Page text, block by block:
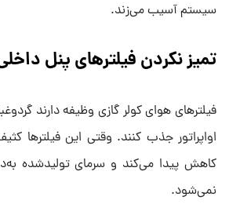
سیستم آسیب می‌زند.
تمیز نکردن فیلترهای پنل
فیلترهای هوای کولر گازی وظیفه دارند
اواپراتور جذب کنند. وقتی این فیلترها
کاهش پیدا می‌کند و سرمای تولیدشده
نمی‌شود.